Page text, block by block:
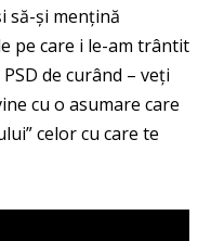
să-și mențină
pe care i le-am trântit
de curând – veți
cu o asumare care
celor cu care te